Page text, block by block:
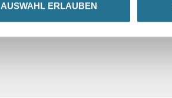
AUSWAHL ERLAUBEN